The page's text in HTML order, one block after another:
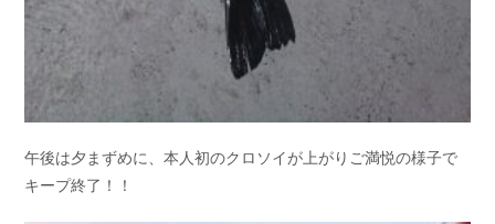
午後は夕まずめに、本人初のクロソイが上がりご満悦の様子で
キープ終了！！